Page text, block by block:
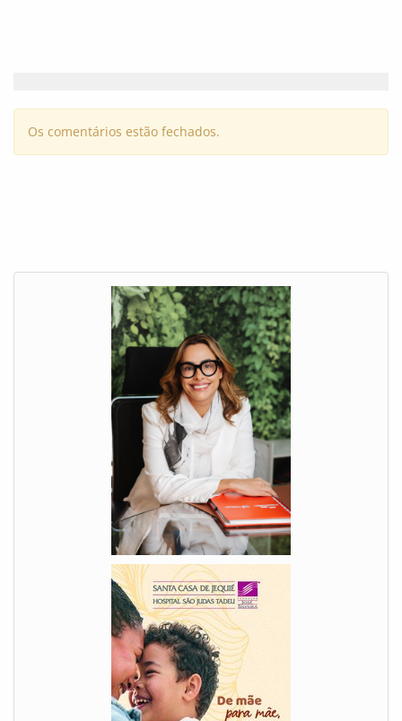
Os comentários estão fechados.